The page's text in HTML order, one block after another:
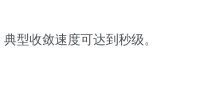
型收敛速度可达到秒级。